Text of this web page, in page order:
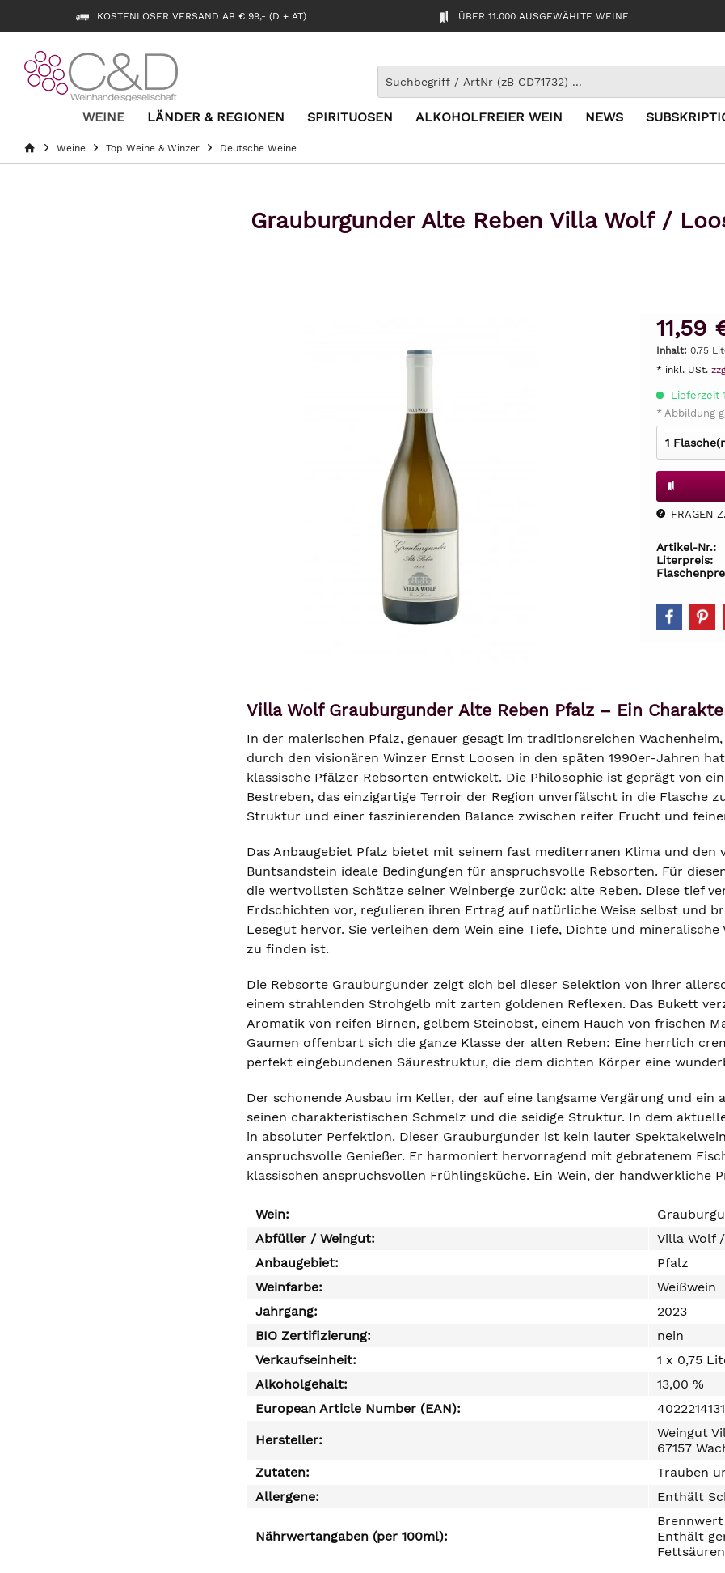
KOSTENLOSER VERSAND AB € 99,- (D + AT) ÜBER 11.000 AUSGEWÄHLTE WEINE
WEINE LÄNDER & REGIONEN SPIRITUOSEN ALKOHOLFREIER WEIN NEWS
Weine Top Weine & Winzer Deutsche Weine
Grauburgunder Alte Reben Villa Wolf /
11,59
Inhalt: 0.75
* inkl. USt.
Lieferzeit
* Abbildung
FRAGEN
Artikel-Nr.:
Literpreis:
Villa Wolf Grauburgunder Alte Reben Pfalz – Ein
In der malerischen Pfalz, genauer gesagt im traditionsreichen
durch den visionären Winzer Ernst Loosen in den späten 1990er-Jahren
klassische Pfälzer Rebsorten entwickelt. Die Philosophie ist geprägt von
Bestreben, das einzigartige Terroir der Region unverfälscht in die Flasche
Struktur und einer faszinierenden Balance zwischen reifer Frucht und
Das Anbaugebiet Pfalz bietet mit seinem fast mediterranen Klima und den
Buntsandstein ideale Bedingungen für anspruchsvolle Rebsorten. Für
die wertvollsten Schätze seiner Weinberge zurück: alte Reben. Diese tief
Erdschichten vor, regulieren ihren Ertrag auf natürliche Weise selbst und
Lesegut hervor. Sie verleihen dem Wein eine Tiefe, Dichte und
zu finden ist.
Die Rebsorte Grauburgunder zeigt sich bei dieser Selektion von ihrer
einem strahlenden Strohgelb mit zarten goldenen Reflexen. Das Bukett
Aromatik von reifen Birnen, gelbem Steinobst, einem Hauch von frischen
Gaumen offenbart sich die ganze Klasse der alten Reben: Eine herrlich
perfekt eingebundenen Säurestruktur, die dem dichten Körper eine
Der schonende Ausbau im Keller, der auf eine langsame Vergärung und
seinen charakteristischen Schmelz und die seidige Struktur. In dem
in absoluter Perfektion. Dieser Grauburgunder ist kein lauter
anspruchsvolle Genießer. Er harmoniert hervorragend mit gebratenem
klassischen anspruchsvollen Frühlingsküche. Ein Wein, der handwerkliche
Wein:
Abfüller / Weingut:
Villa Wolf
Anbaugebiet:
Pfalz
Weinfarbe:
Weißwein
Jahrgang:
2023
BIO Zertifizierung:
nein
Verkaufseinheit:
1 x 0,75
Alkoholgehalt:
13,00 %
European Article Number (EAN):
Hersteller:
Weingut
67157
Zutaten:
Trauben
Allergene:
Enthält
Nährwertangaben (per 100ml):
Brennwert
Enthält